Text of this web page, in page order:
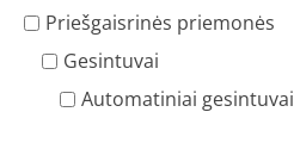
Priešgaisrinės priemonės
Gesintuvai
Automatiniai gesintuvai